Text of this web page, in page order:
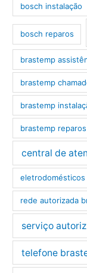
bosch instalação
bosch reparos
brastemp
brastemp
brastemp
brastemp reparos
central de
eletrodomésticos
rede autorizada
serviço
telefone